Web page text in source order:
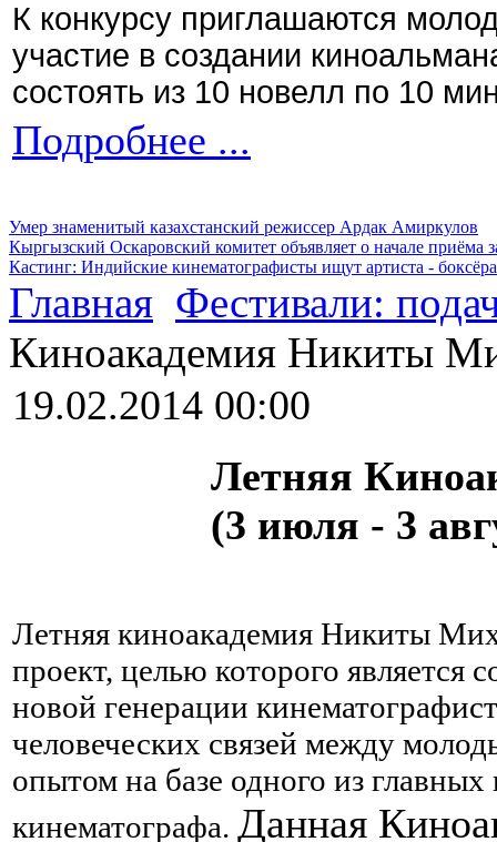
К конкурсу приглашаются
участие в создании
состоять из 10 новелл по 10
Подробнее ...
Умер знаменитый казахстанский режиссер Ардак Амиркулов
Кыргызский Оскаровский комитет объявляет о начале приёма
Кастинг: Индийские кинематографисты ищут артиста -
Главная Фестивали:
Киноакадемия Никиты
19.02.2014 00:00
Летняя
(3 июля - 3
Летняя киноакадемия Никиты
проект, целью которого является
новой генерации
человеческих связей между
опытом на базе одного из
кинематографа. Данная